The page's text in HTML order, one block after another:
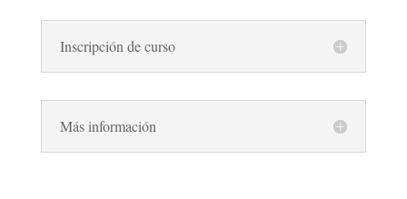
Inscripción de curso
Más información